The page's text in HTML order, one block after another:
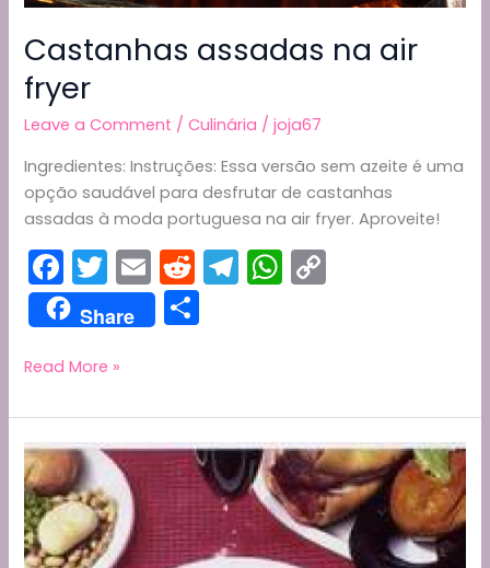
Castanhas assadas na air
fryer
Leave a Comment /Culinária /joja67
Ingredientes: Instruções: Essa versão sem azeite é uma
opção saudável para desfrutar de castanhas
assadas à moda portuguesa na air fryer. Aproveite!
F
a
c
e
b
o
o
k
T
w
itt
er
E
m
ai
R
e
d
t
T
el
a
m
W
h
A
p
p
Li
n
k
Share
e
Castanhas
na
air
fryer
Read More »